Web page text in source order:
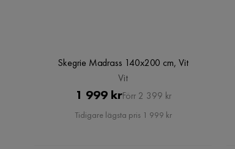
Skegrie Madrass 140x200 cm, Vit
Vit
Pris
1 999 krOriginal
Pris
Förr 2 399 kr
Tidigare lägsta pris 1 999 kr